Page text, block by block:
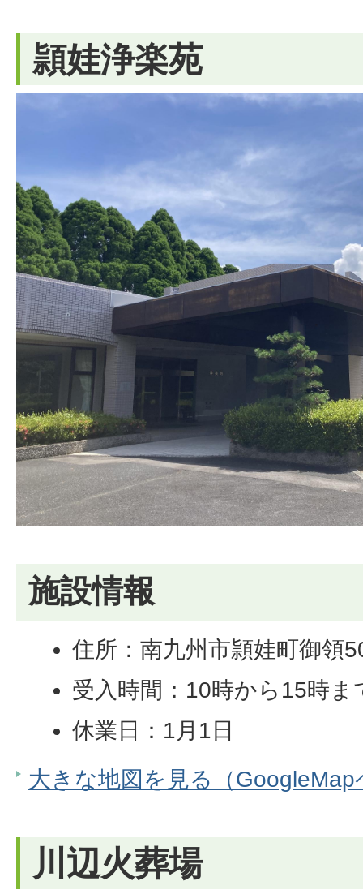
頴娃浄楽苑
施設情報
住所：南九州市頴娃町御領
受入時間：10時から15時ま
休業日：1月1日
大きな地図を見る（GoogleMap
川辺火葬場